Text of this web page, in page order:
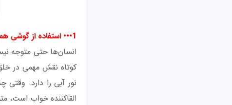
1••• استفاده از گوشی همراه، تبلت یا کامپیوتر در تختخواب
انسان‌ها حتی متوجه
کوتاه نقش مهمی در
نور آبی را دارد.
القا‌کننده خواب